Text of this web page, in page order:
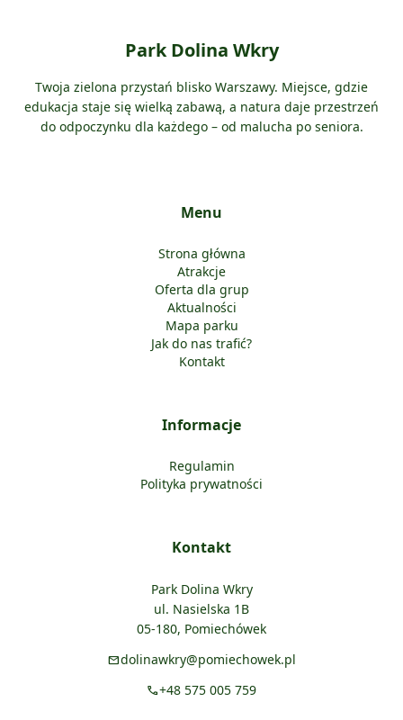
Park Dolina Wkry
Twoja zielona przystań blisko Warszawy. Miejsce, gdzie
edukacja staje się wielką zabawą, a natura daje przestrzeń
do odpoczynku dla każdego – od malucha po seniora.
Menu
Strona główna
Atrakcje
Oferta dla grup
Aktualności
Mapa parku
Jak do nas trafić?
Kontakt
Informacje
Regulamin
Polityka prywatności
Kontakt
Park Dolina Wkry
ul. Nasielska 1B
05-180, Pomiechówek
maildolinawkry@pomiechowek.pl
call+48 575 005 759